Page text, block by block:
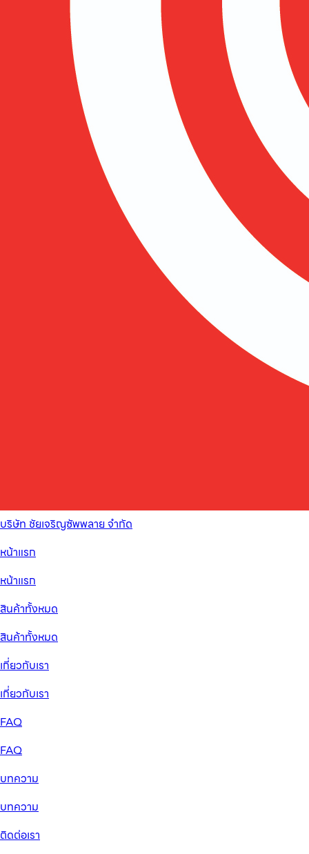
บริษัท ชัยเจริญซัพพลาย จำกัด
หน้าแรก
หน้าแรก
สินค้าทั้งหมด
สินค้าทั้งหมด
เกี่ยวกับเรา
เกี่ยวกับเรา
FAQ
FAQ
บทความ
บทความ
ติดต่อเรา